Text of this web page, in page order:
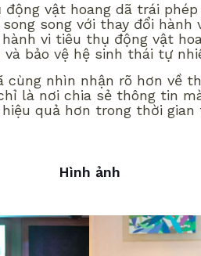
vật hoang dã trái
song với thay đổi
vi tiêu thụ động vật
bảo vệ hệ sinh thái tự
cùng nhìn nhận rõ hơn về
là nơi chia sẻ thông tin
quả hơn trong thời gian
Hình ảnh